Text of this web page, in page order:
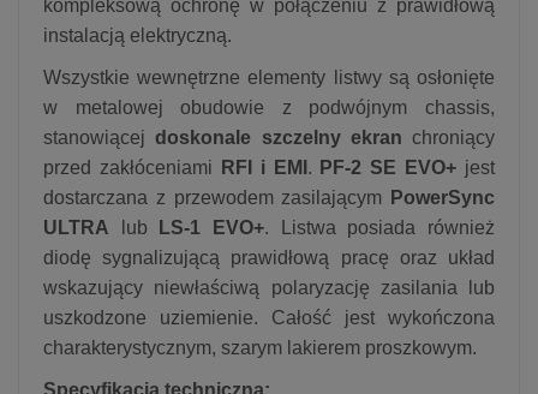
kompleksową ochronę w połączeniu z prawidłową
instalacją elektryczną.
Wszystkie wewnętrzne elementy listwy są osłonięte
w metalowej obudowie z podwójnym chassis,
stanowiącejdoskonale szczelny ekran chroniący
przed zakłóceniami
RFI i EMI . PF-2 SE EVO+ jest
dostarczana z przewodem zasilającym PowerSync
ULTRA lub LS-1 EVO+. Listwa posiada również
diodę sygnalizującą prawidłową pracę oraz układ
wskazujący niewłaściwą polaryzację zasilania lub
uszkodzone uziemienie. Całość jest wykończona
charakterystycznym, szarym lakierem proszkowym.
Specyfikacja techniczna: